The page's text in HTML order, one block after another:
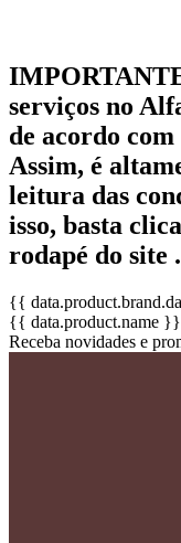
serviços no
de acordo com
Assim, é
leitura das
isso, basta
rodapé do site .
{{
{{ data.product.name }}
Receba novidades e